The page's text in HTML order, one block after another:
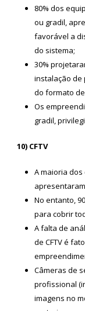
80% dos
ou gradil,
favorável a
do sistema;
30%
instalação de
do formato
Os
gradil,
10) CFTV
A maioria
No entanto,
para cobrir
A falta de
de CFTV é
Câmeras de
profissional
imagens no